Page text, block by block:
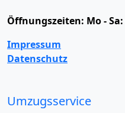
Öffnungszeiten: Mo -
Impressum
Datenschutz
Umzugsservice